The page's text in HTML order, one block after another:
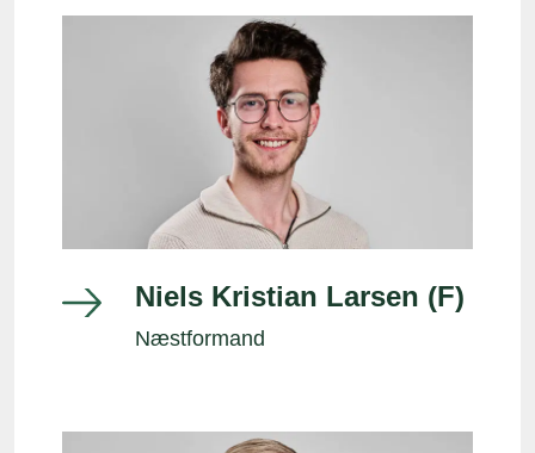
Niels Kristian Larsen (F)
Næstformand